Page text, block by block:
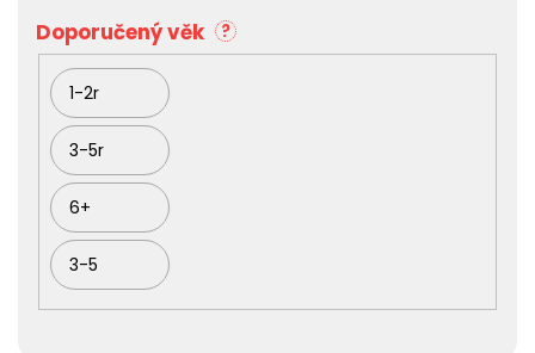
Doporučený věk ?
1-2r
3-5r
6+
3-5